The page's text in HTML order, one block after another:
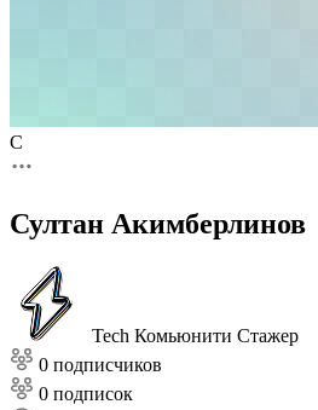
С
Султан Акимберлинов
Tech Комьюнити Стажер
0 подписчиков
0 подписок